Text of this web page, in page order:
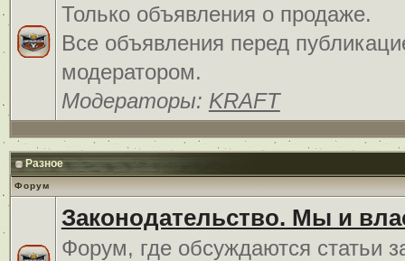
Только объявления о продаже.
Все объявления перед
модератором.
Модераторы: KRAFT
Разное
Форум
Законодательство. Мы и
Форум, где обсуждаются статьи